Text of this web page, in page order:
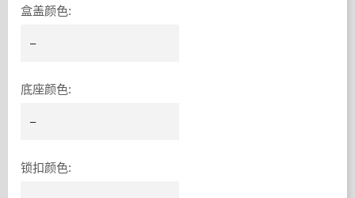
盒盖颜色:
底座颜色:
锁扣颜色: